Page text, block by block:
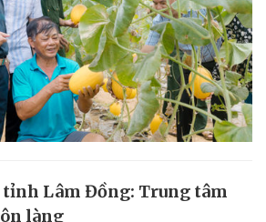
Lâm Đồng: Trung tâm
làng